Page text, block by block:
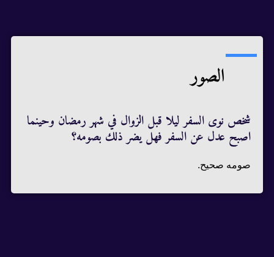
الصور
شخص نوى السفر ليلا قبل الزوال في شهر رمضان وحينما
اصبح عدل عن السفر فهل يضر ذلك بصومه؟
صومه صحيح.